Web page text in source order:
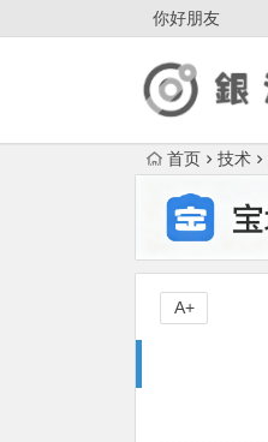
你好朋友
首页 技术
A+